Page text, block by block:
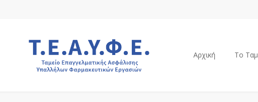
Αρχική Το